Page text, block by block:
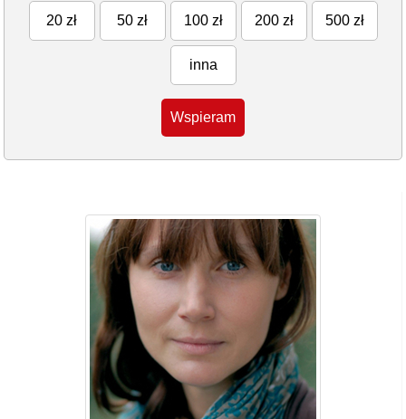
20 zł 50 zł 100 zł 200 zł 500 zł
inna
Wspieram